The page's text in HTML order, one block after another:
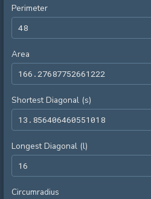
Perimeter
Area
Shortest Diagonal (s)
Longest Diagonal (l)
Circumradius